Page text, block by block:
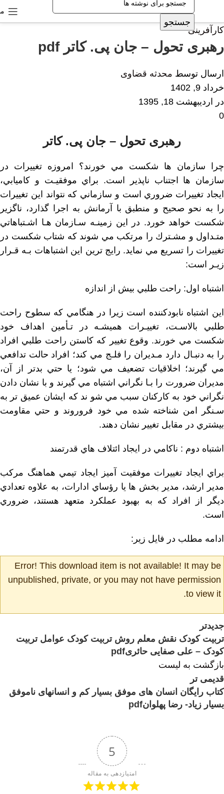
جستجو
کارآفرینی
رهبری تحول – جان پی. کاتر pdf
ارسال توسط محدثه قضاوی
خرداد 9, 1402
در اردیبهشت 18, 1395
0
رهبری تحول – جان پی. کاتر
ﭼﺮﺍ ﺳﺎﺯﻣﺎﻥ ﻫﺎ ﺷﻜﺴﺖ ﻣﻲ ﺧﻮﺭﻧﺪ؟ ﺍﻣﺮﻭﺯﻩ ﺗﻐﻴﻴﺮﺍﺕ ﺩﺭ
ﺳﺎﺯﻣﺎﻥ ﻫﺎ ﺍﺟﺘﻨﺎﺏ ﻧﺎﭘﺬﻳﺮ ﺍﺳﺖ. ﺑﺮﺍﻱ ﻣﻮﻓﻘﻴـﺖ ﻭ ﻛﺎﻣﻴﺎﺑﻲ،
ﺍﻳﺠﺎﺩ ﺗﻐﻴﻴﺮﺍﺕ ﺿﺮﻭﺭﻱ ﺍﺳﺖ ﻭ ﺳﺎﺯﻣﺎﻧﻲ ﻛﻪ ﻧﺘﻮﺍﻧﺪ ﺍﻳﻦ ﺗﻐﻴﻴﺮﺍﺕ
ﺭﺍ ﺑﻪ ﻧﺤﻮ ﺻﺤﻴﺢ ﻭ ﻣﻨﻄﺒﻖ ﺑﺎ ﺁﺭﻣﺎﻧﺶ ﺑﻪ ﺍﺟﺮﺍ ﮔﺬﺍﺭﺩ، ﻧﺎﮔﺰﻳﺮ
ﺷﻜﺴﺖ ﺧﻮﺍﻫﺪ ﺧﻮﺭﺩ. ﺩﺭ ﺍﻳﻦ ﺯﻣﻴﻨـﻪ ﺳـﺎﺯﻣﺎﻥ ﻫـﺎ ﺍﺷـﺘﺒﺎﻫﺎﺗﻲ
ﻣﺘـﺪﺍﻭﻝ ﻭ ﻣﺸـﺘﺮﻙ ﺭﺍ ﻣﺮﺗﻜﺐ ﻣﻲ ﺷﻮﻧﺪ ﻛﻪ ﺷﺘﺎﺏ ﺷﻜﺴﺖ ﺩﺭ
ﺗﻐﻴﻴﺮﺍﺕ ﺭﺍ ﺗﺴﺮﻳﻊ ﻣﻲ ﻧﻤﺎﻳﺪ. ﺭﺍﻳﺞ ﺗﺮﻳﻦ ﺍﻳﻦ ﺍﺷﺘﺒﺎﻫﺎﺕ ﺑـﻪ ﻗـﺮﺍﺭ
ﺯﻳـﺮ ﺍﺳﺖ:
ﺍﺷﺘﺒﺎﻩ ﺍﻭﻝ: ﺭﺍﺣﺖ ﻃﻠﺒﻲ ﺑﻴﺶ ﺍﺯ ﺍﻧﺪﺍﺯﻩ
ﺍﻳﻦ ﺍﺷﺘﺒﺎﻩ ﻧﺎﺑﻮﺩﻛﻨﻨﺪﻩ ﺍﺳﺖ ﺯﻳﺮﺍ ﺩﺭ ﻫﻨﮕﺎﻣﻲ ﻛﻪ ﺳﻄﻮﺡ ﺭﺍﺣﺖ
ﻃﻠﺒﻲ ﺑﺎﻻﺳـﺖ، ﺗﻐﻴﻴـﺮﺍﺕ ﻫﻤﻴﺸـﻪ ﺩﺭ ﺗـﺄﻣﻴﻦ ﺍﻫﺪﺍﻑ ﺧﻮﺩ
ﺷﻜﺴﺖ ﻣﻲ ﺧﻮﺭﻧﺪ. ﻭﻗﻮﻉ ﺗﻐﻴﻴﺮ ﻛﻪ ﻛﺎﺳﺘﻦ ﺭﺍﺣﺖ ﻃﻠﺒﻲ ﺍﻓﺮﺍﺩ
ﺭﺍ ﺑﻪ ﺩﻧﺒـﺎﻝ ﺩﺍﺭﺩ ﻣـﺪﻳﺮﺍﻥ ﺭﺍ ﻓﻠـﺞ ﻣﻲ ﻛﻨﺪ؛ ﺍﻓﺮﺍﺩ ﺣﺎﻟﺖ ﺗﺪﺍﻓﻌﻲ
ﻣﻲ ﮔﻴﺮﻧﺪ؛ ﺍﺧﻼﻗﻴﺎﺕ ﺗﻀﻌﻴﻒ ﻣﻲ ﺷﻮﺩ؛ ﻳﺎ ﺣﺘﻲ ﺑﺪﺗﺮ ﺍﺯ ﺁﻥ،
ﻣﺪﻳﺮﺍﻥ ﺿﺮﻭﺭﺕ ﺭﺍ ﺑـﺎ ﻧﮕﺮﺍﻧﻲ ﺍﺷﺘﺒﺎﻩ ﻣﻲ ﮔﻴﺮﻧﺪ ﻭ ﺑﺎ ﻧﺸﺎﻥ ﺩﺍﺩﻥ
ﻧﮕﺮﺍﻧﻲ ﺧﻮﺩ ﺑﻪ ﻛﺎﺭﻛﻨﺎﻥ ﺳﺒﺐ ﻣﻲ ﺷﻮ ﻧﺪ ﻛﻪ ﺍﻳﺸﺎﻥ ﻋﻤﻴﻖ ﺗﺮ ﺑﻪ
ﺳـﻨﮕﺮ ﺍﻣﻦ ﺷﻨﺎﺧﺘﻪ ﺷﺪﻩ ﻣﻲ ﺧﻮﺩ ﻓﺮﻭﺭﻭﻧﺪ ﻭ ﺣﺘﻲ ﻣﻘﺎﻭﻣﺖ
ﺑﻴﺸﺘﺮﻱ ﺩﺭ ﻣﻘﺎﺑﻞ ﺗﻐﻴﻴﺮ ﻧﺸﺎﻥ ﺩﻫﻨﺪ.
ﺍﺷﺘﺒﺎﻩ ﺩﻭﻡ : ﻧﺎﻛﺎﻣﻲ ﺩﺭ ﺍﻳﺠﺎﺩ ﺍﺋﺘﻼﻑ ﻫﺎﻱ ﻗﺪﺭﺗﻤﻨﺪ
ﺑﺮﺍﻱ ﺍﻳﺠﺎﺩ ﺗﻐﻴﻴﺮﺍﺕ ﻣﻮﻓﻘﻴﺖ ﺁﻣﻴﺰ ﺍﻳﺠﺎﺩ ﺗﻴﻤﻲ ﻫﻤﺎﻫﻨﮓ ﻣﺮﻛﺐ
ﻣﺪﻳﺮ ﺍﺭﺷﺪ، ﻣﺪﻳﺮ ﺑﺨﺶ ﻫﺎ ﻳﺎ ﺭﺅﺳﺎﻱ ﺍﺩﺍﺭﺍﺕ، ﺑﻪ ﻋﻼﻭﻩ ﺗﻌﺪﺍﺩﻱ
ﺩﻳﮕﺮ ﺍﺯ ﺍﻓﺮﺍﺩ ﻛﻪ ﺑﻪ ﺑﻬﺒﻮﺩ ﻋﻤﻠﻜﺮﺩ ﻣﺘﻌﻬﺪ ﻫﺴﺘﻨﺪ، ﺿﺮﻭﺭﻱ
ﺍﺳﺖ.
ادامه مطلب در فایل زیر:
Error! This download item is not available! It may be
unpublished, private, or you may not have permission
to view it.
جدیدتر
تربیت کودک نقش معلم روش تربیت کودک عوامل تربیت
کودک – علی صفایی حائریpdf
بازگشت به لیست
قدیمی تر
کتاب رایگان انسان های موفق بسیار کم و انسانهای ناموفق
بسیار زیاد- رضا پهلوانpdf
5
امتیازدهی به مقاله